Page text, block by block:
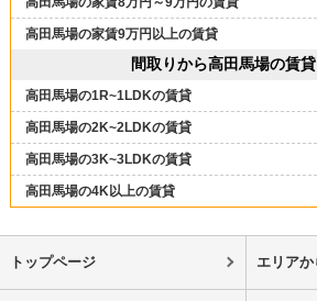
高田馬場の家賃9万円以上の賃貸
間取りから高田馬場の賃
高田馬場の1R~1LDKの賃貸
高田馬場の2K~2LDKの賃貸
高田馬場の3K~3LDKの賃貸
高田馬場の4K以上の賃貸
トップページ エリア